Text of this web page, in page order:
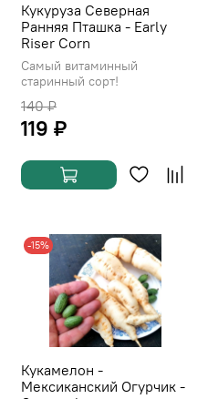
Кукуруза Северная
Ранняя Пташка - Early
Riser Corn
Самый витаминный
старинный сорт!
140 ₽
119 ₽
-15%
Кукамелон -
Мексиканский Огурчик -